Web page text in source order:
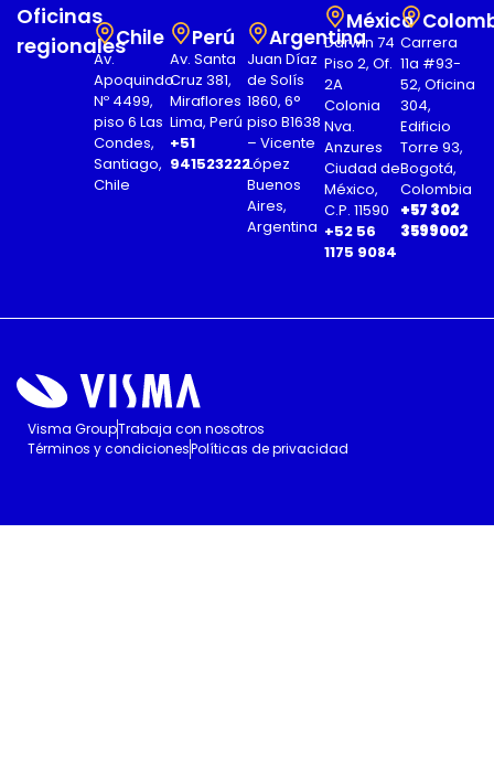
Oficinas
regionalesChile
Av.
Apoquindo
Nº 4499,
piso 6 Las
Condes,
Santiago,
Chile
Perú
Av. Santa
Cruz 381,
Miraflores
Lima, Perú
+51
941523222
Argentina
Juan Díaz
de Solís
1860, 6°
piso B1638
– Vicente
López
Buenos
Aires,
Argentina
México
Darwin 74
Piso 2, Of.
2A
Colonia
Nva.
Anzures
Ciudad de
México,
C.P. 11590
+52 56
1175 9084
Carrera
11a #93-
52, Oficina
304,
Edificio
Torre 93,
Bogotá,
Colombia
+57 302
3599002
Visma GroupTrabaja con nosotros
Términos y condicionesPolíticas de privacidad